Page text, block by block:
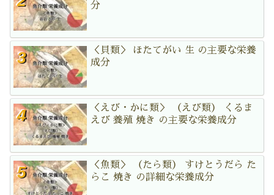
分
＜貝類＞ ほたてがい 生 の主要な栄養
成分
＜えび・かに類＞ （えび類） くるま
えび 養殖 焼き の主要な栄養成分
＜魚類＞ （たら類） すけとうだら た
らこ 焼き の詳細な栄養成分